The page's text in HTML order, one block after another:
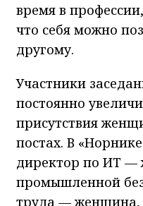
время в
что себя можно
другому.
Участники
постоянно
присутствия
постах. В
директор по ИТ —
промышленной
труда — женщина,